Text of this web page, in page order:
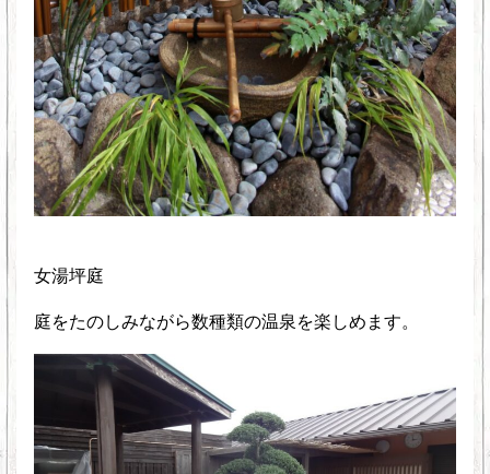
女湯坪庭
庭をたのしみながら数種類の温泉を楽しめます。